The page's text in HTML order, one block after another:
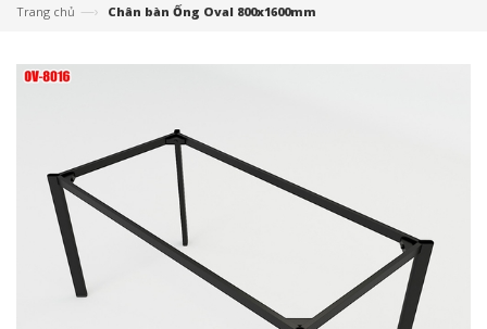
Trang chủ —› Chân bàn Ống Oval 800x1600mm